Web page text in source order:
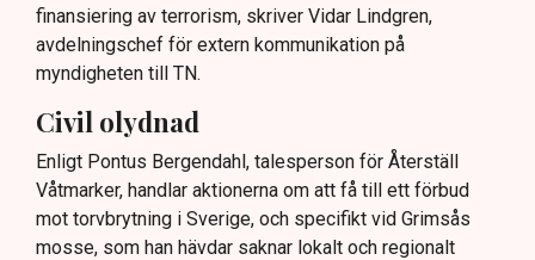
finansiering av terrorism, skriver Vidar Lindgren,
avdelningschef för extern kommunikation på
myndigheten till TN.
Civil olydnad
Enligt Pontus Bergendahl, talesperson för Återställ
Våtmarker, handlar aktionerna om att få till ett förbud
mot torvbrytning i Sverige, och specifikt vid Grimsås
mosse, som han hävdar saknar lokalt och regionalt